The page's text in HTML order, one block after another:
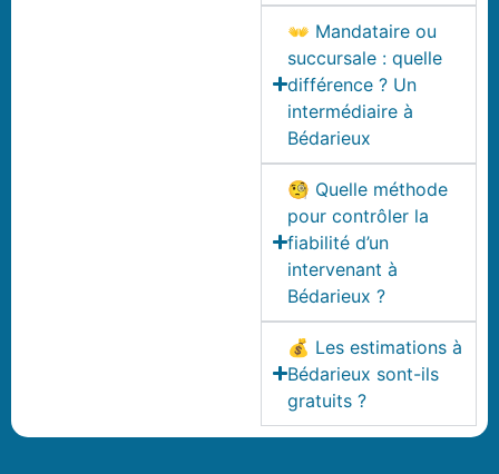
👐 Mandataire ou
succursale : quelle
différence ? Un
intermédiaire à
Bédarieux
🧐 Quelle méthode
pour contrôler la
fiabilité d’un
intervenant à
Bédarieux ?
💰 Les estimations à
Bédarieux sont-ils
gratuits ?